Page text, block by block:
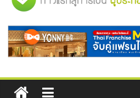
ร้านเครื่องเสีย
บริษัท
วิธีเลือกผู้ให้บริ
โจทย์ธุรกิจ
รวม
ข้อมูล